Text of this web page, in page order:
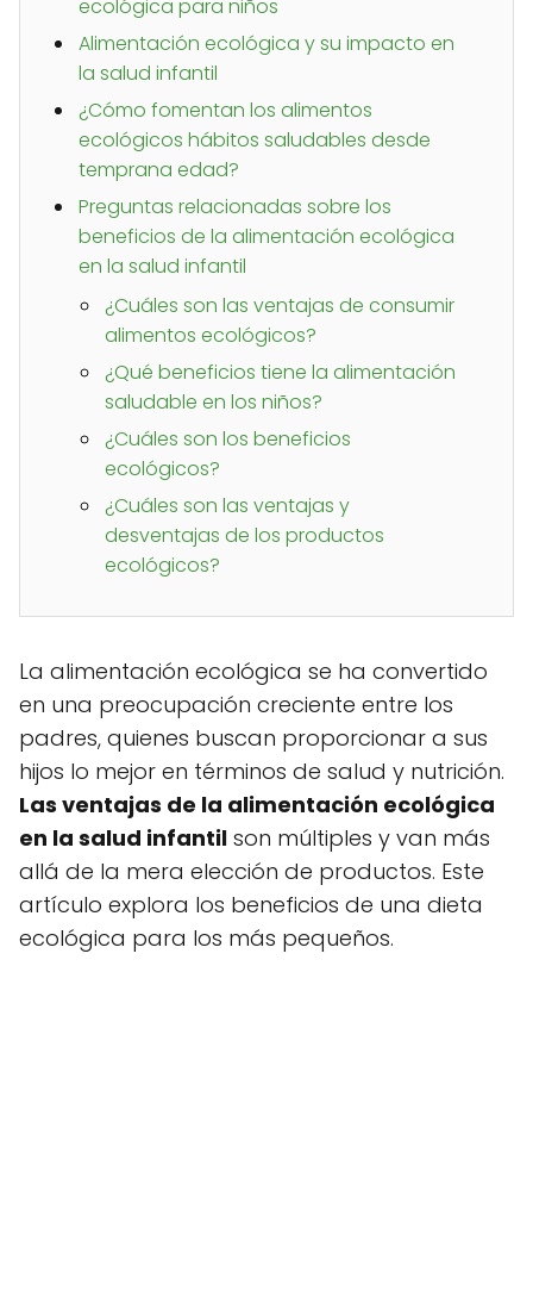
ecológica para niños
Alimentación ecológica y su impacto en
la salud infantil
¿Cómo fomentan los alimentos
ecológicos hábitos saludables desde
temprana edad?
Preguntas relacionadas sobre los
beneficios de la alimentación ecológica
en la salud infantil
¿Cuáles son las ventajas de consumir
alimentos ecológicos?
¿Qué beneficios tiene la alimentación
saludable en los niños?
¿Cuáles son los beneficios
ecológicos?
¿Cuáles son las ventajas y
desventajas de los productos
ecológicos?
La alimentación ecológica se ha convertido
en una preocupación creciente entre los
padres, quienes buscan proporcionar a sus
hijos lo mejor en términos de salud y nutrición.
Las ventajas de la alimentación ecológica
en la salud infantil son múltiples y van más
allá de la mera elección de productos. Este
artículo explora los beneficios de una dieta
ecológica para los más pequeños.